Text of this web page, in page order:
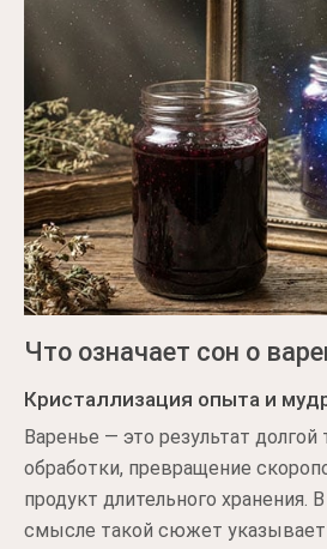
Что означает сон о
Кристаллизация опыта и
Варенье — это результат долгой
обработки, превращение
продукт длительного хранения.
смысле такой сюжет